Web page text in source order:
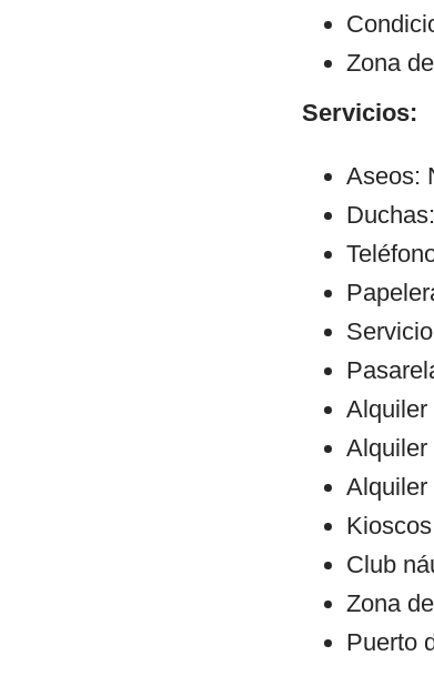
Zona
Servicios:
Aseos:
Alquiler
Alquiler
Alquiler
Club
Zona
Puerto